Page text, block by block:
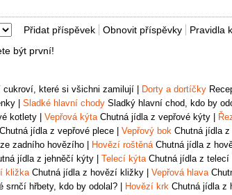
Pravidla
Obnovit příspěvky
Přidat příspěvek
být první!
cukroví, které si všichni zamilují Dorty a dortíčky
Sladké hlavní chody Sladký hlavní chod, kdo by
kotlety Vepřová kýtaChutná jídla z vepřové kýty
Chutná jídla z vepřové plece Vepřový bok Chutná jídla
zadního hovězího Hovězí roštěnáChutná jídla z
jídla z jehněčí kýty Telecí kýtaChutná jídla z telecí
kližkaChutná jídla z hovězí kližky Vepřová hlava
srnčí hřbety, kdo by odolal? Hovězí krk Chutná jídla z